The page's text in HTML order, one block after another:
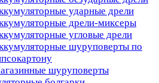
ударные дрели
дрели-миксеры
угловые дрели
шуруповерты по
шуруповерты